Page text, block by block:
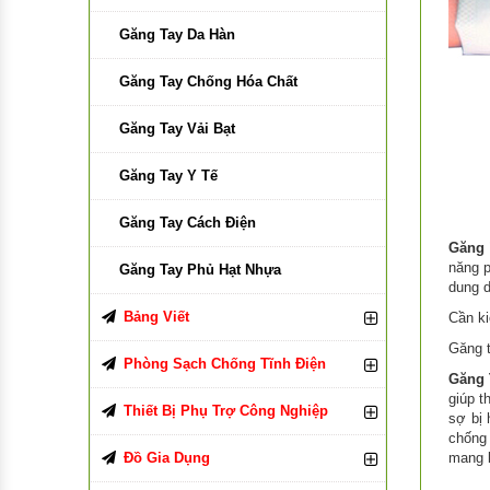
Giấy in V Paper
Giấy in Delight
Giấy in Copy Paper
Giấy in Subaru
Giấy in A-One
Giấy in Viva
Giấy in Smartist
Giấy In EPAPER
Găng Tay Da Hàn
Găng Tay Chống Hóa Chất
Găng Tay Vải Bạt
Găng Tay Y Tế
Găng Tay Cách Điện
Găng Tay Phủ Hạt Nhựa
Bảng Viết
Bảng Viết Bút Lông
Bảng Viết Phấn
Bảng Viết Bút Dạ
Phòng Sạch Chống Tĩnh Điện
Giày, Ủng Chống Tĩnh Điện
Nón , Mũ Chống Tĩnh Điện
Thiết Bị Phụ Trợ Công Nghiệp
Pallet Nhựa
Đồ Gia Dụng
Găng
năng
dung
Cần
Găng
Găng
giúp
sợ bị
mang